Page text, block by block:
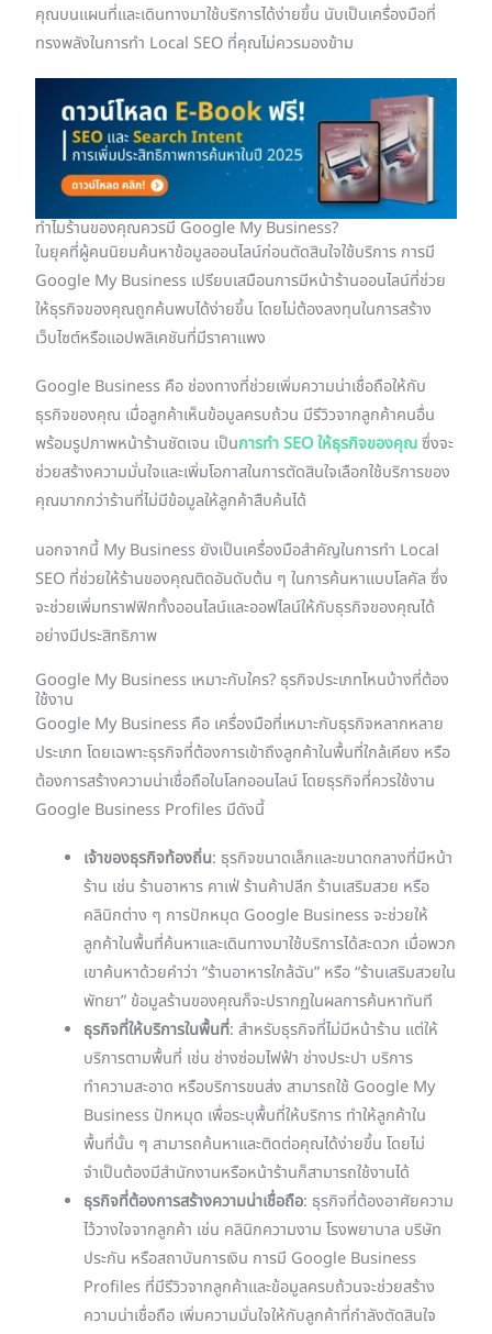
คุณบนแผนที่และเดินทางมาใช้บริการได้ง่ายขึ้น นับเป็นเครื่องมือที่
ทรงพลังในการทำ Local SEO ที่คุณไม่ควรมองข้าม
ทำไมร้านของคุณควรมี Google My Business?
ในยุคที่ผู้คนนิยมค้นหาข้อมูลออนไลน์ก่อนตัดสินใจใช้บริการ การมี
Google My Business เปรียบเสมือนการมีหน้าร้านออนไลน์ที่ช่วย
ให้ธุรกิจของคุณถูกค้นพบได้ง่ายขึ้น โดยไม่ต้องลงทุนในการสร้าง
เว็บไซต์หรือแอปพลิเคชันที่มีราคาแพง
Google Business คือ ช่องทางที่ช่วยเพิ่มความน่าเชื่อถือให้กับ
ธุรกิจของคุณ เมื่อลูกค้าเห็นข้อมูลครบถ้วน มีรีวิวจากลูกค้าคนอื่น
พร้อมรูปภาพหน้าร้านชัดเจน เป็นการทำ SEO ให้ธุรกิจของคุณซึ่งจะ
ช่วยสร้างความมั่นใจและเพิ่มโอกาสในการตัดสินใจเลือกใช้บริการของ
คุณมากกว่าร้านที่ไม่มีข้อมูลให้ลูกค้าสืบค้นได้
นอกจากนี้ My Business ยังเป็นเครื่องมือสำคัญในการทำ Local
SEO ที่ช่วยให้ร้านของคุณติดอันดับต้น ๆ ในการค้นหาแบบโลคัล ซึ่ง
จะช่วยเพิ่มทราฟฟิกทั้งออนไลน์และออฟไลน์ให้กับธุรกิจของคุณได้
อย่างมีประสิทธิภาพ
Google My Business เหมาะกับใคร? ธุรกิจประเภทไหนบ้างที่ต้อง
ใช้งาน
Google My Business คือ เครื่องมือที่เหมาะกับธุรกิจหลากหลาย
ประเภท โดยเฉพาะธุรกิจที่ต้องการเข้าถึงลูกค้าในพื้นที่ใกล้เคียง หรือ
ต้องการสร้างความน่าเชื่อถือในโลกออนไลน์ โดยธุรกิจที่ควรใช้งาน
Google Business Profiles มีดังนี้
เจ้าของธุรกิจท้องถิ่น: ธุรกิจขนาดเล็กและขนาดกลางที่มีหน้า
ร้าน เช่น ร้านอาหาร คาเฟ่ ร้านค้าปลีก ร้านเสริมสวย หรือ
คลินิกต่าง ๆ การปักหมุด Google Business จะช่วยให้
ลูกค้าในพื้นที่ค้นหาและเดินทางมาใช้บริการได้สะดวก เมื่อพวก
เขาค้นหาด้วยคำว่า “ร้านอาหารใกล้ฉัน” หรือ “ร้านเสริมสวยใน
พัทยา” ข้อมูลร้านของคุณก็จะปรากฏในผลการค้นหาทันที
ธุรกิจที่ให้บริการในพื้นที่: สำหรับธุรกิจที่ไม่มีหน้าร้าน แต่ให้
บริการตามพื้นที่ เช่น ช่างซ่อมไฟฟ้า ช่างประปา บริการ
ทำความสะอาด หรือบริการขนส่ง สามารถใช้ Google My
Business ปักหมุด เพื่อระบุพื้นที่ให้บริการ ทำให้ลูกค้าใน
พื้นที่นั้น ๆ สามารถค้นหาและติดต่อคุณได้ง่ายขึ้น โดยไม่
จำเป็นต้องมีสำนักงานหรือหน้าร้านก็สามารถใช้งานได้
ธุรกิจที่ต้องการสร้างความน่าเชื่อถือ: ธุรกิจที่ต้องอาศัยความ
ไว้วางใจจากลูกค้า เช่น คลินิกความงาม โรงพยาบาล บริษัท
ประกัน หรือสถาบันการเงิน การมี Google Business
Profiles ที่มีรีวิวจากลูกค้าและข้อมูลครบถ้วนจะช่วยสร้าง
ความน่าเชื่อถือ เพิ่มความมั่นใจให้กับลูกค้าที่กำลังตัดสินใจ